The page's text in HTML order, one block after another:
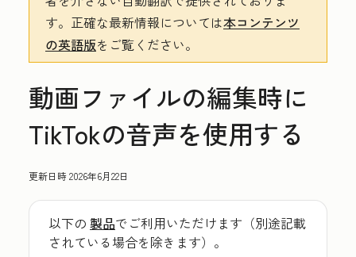
す。 正確な最新情報については本コンテンツ
の英語版をご覧ください。
動画ファイルの編集時に
TikTokの音声を使用する
更新日時2026年6月22日
以下の 製品でご利用いただけます（別途記載
されている場合を除きます）。